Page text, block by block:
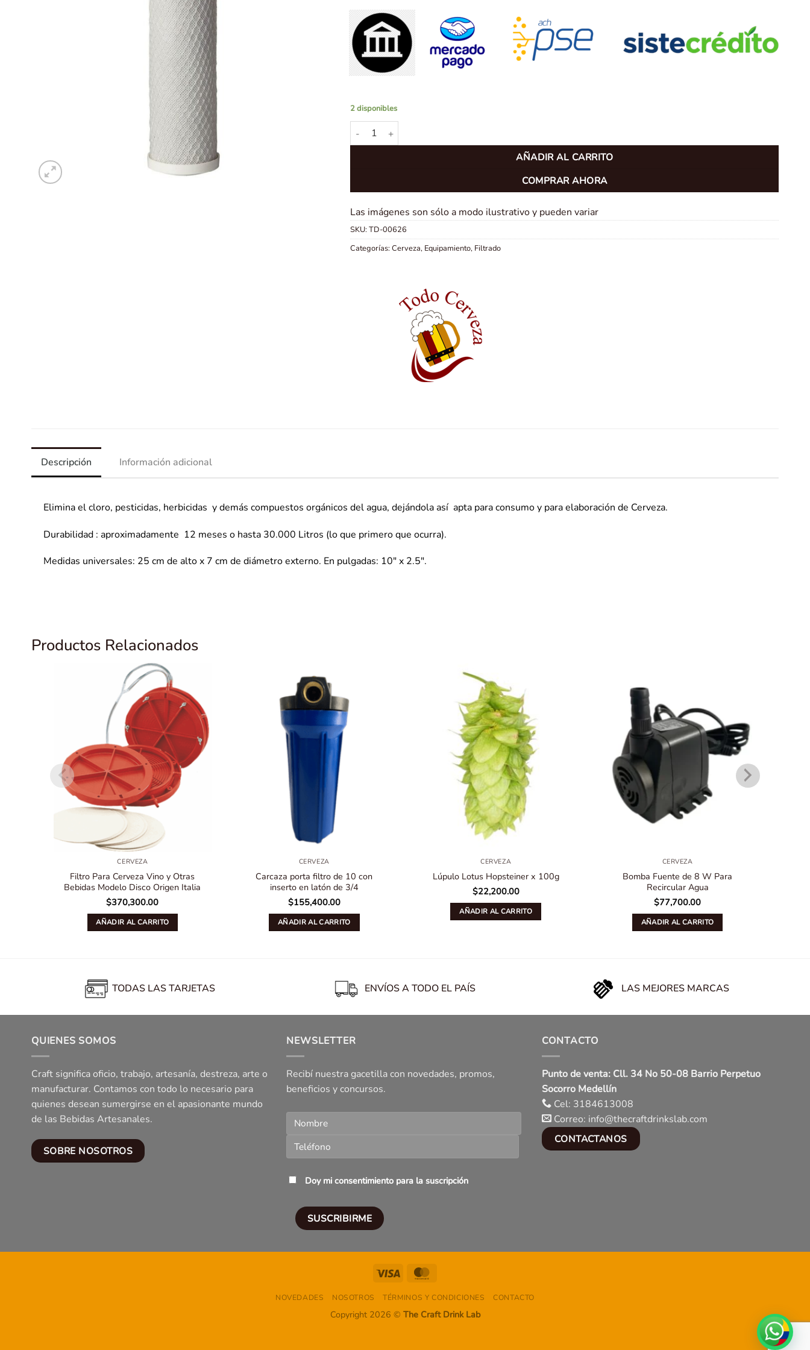
2 disponibles
Cartucho de Carbón Activado de 10 cantidad
AÑADIR AL CARRITO
COMPRAR AHORA
Las imágenes son sólo a modo ilustrativo y pueden variar
SKU:TD-00626
Categorías:Cerveza, Equipamiento, Filtrado
Descripción Información adicional
Elimina el cloro, pesticidas, herbicidas y demás compuestos orgánicos del agua, dejándola así apta para consumo y para elaboración de Cerveza.
Durabilidad : aproximadamente 12 meses o hasta 30.000 Litros (lo que primero que ocurra).
Medidas universales: 25 cm de alto x 7 cm de diámetro externo. En pulgadas: 10″ x 2.5″.
Productos Relacionados
CERVEZA
Filtro Para Cerveza Vino y Otras
Bebidas Modelo Disco Origen Italia
$370,300.00
AÑADIR AL CARRITO
CERVEZA
Carcaza porta filtro de 10 con
inserto en latón de 3/4
$155,400.00
AÑADIR AL CARRITO
CERVEZA
Lúpulo Lotus Hopsteiner x 100g
$22,200.00
AÑADIR AL CARRITO
CERVEZA
Bomba Fuente de 8 W Para
Recircular Agua
$77,700.00
AÑADIR AL CARRITO
TODAS LAS TARJETAS ENVÍOS A TODO EL PAÍS LAS MEJORES MARCAS
QUIENES SOMOS
Craft significa oficio, trabajo, artesanía, destreza, arte o
manufacturar. Contamos con todo lo necesario para
quienes desean sumergirse en el apasionante mundo
de las Bebidas Artesanales.
SOBRE NOSOTROS
NEWSLETTER
Recibí nuestra gacetilla con novedades, promos,
beneficios y concursos.
Doy mi consentimiento para la suscripción
CONTACTO
Punto de venta: Cll. 34 No 50-08 Barrio Perpetuo
Socorro Medellín
Cel: 3184613008
Correo: info@thecraftdrinkslab.com
CONTACTANOS
Visa
NOVEDADES NOSOTROS TÉRMINOS Y CONDICIONES CONTACTO
Copyright 2026 © The Craft Drink Lab